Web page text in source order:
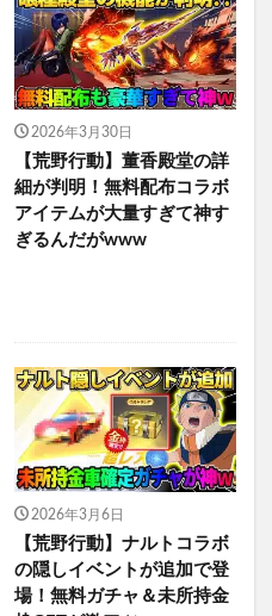
2026年3月30日
【荒野行動】董香殿堂の詳
細が判明！無料配布コラボ
アイテムが大量すぎて神す
ぎるんだがwww
2026年3月6日
【荒野行動】ナルトコラボ
の隠しイベントが追加で登
場！無料ガチャ＆未所持金